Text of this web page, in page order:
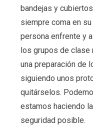
bandejas y
siempre coma en
persona enfrente y
los grupos de clase
una preparación de
siguiendo unos
quitárselos.
estamos haciendo
seguridad posible.